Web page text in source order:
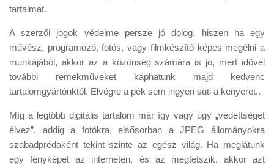
tartalmat.
A szerzői jogok védelme persze jó dolog, hiszen ha egy
művész, programozó, fotós, vagy filmkészítő képes megélni a
munkájából, akkor az a közönség számára is jó, mert idővel
további remekműveket kaphatunk majd kedvenc
tartalomgyártónktól. Elvégre a pék sem ingyen süti a kenyeret..
Míg a legtöbb digitális tartalom már így vagy úgy „védettséget
élvez”, addig a fotókra, elsősorban a JPEG állományokra
szabadprédaként tekint szinte az egész világ. Ha meglátunk
egy fényképet az interneten, és az megtetszik, akkor azt